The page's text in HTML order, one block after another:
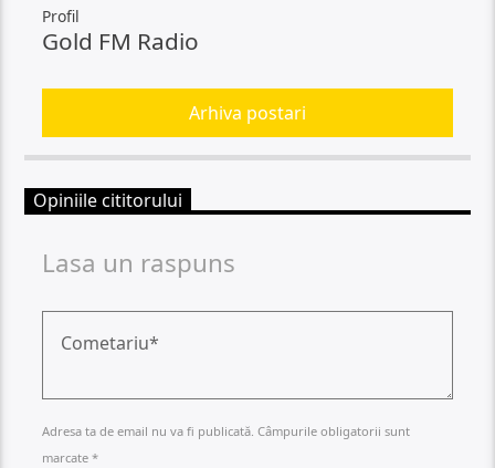
Profil
Gold FM Radio
Arhiva postari
Opiniile cititorului
Lasa un raspuns
Adresa ta de email nu va fi publicată. Câmpurile obligatorii sunt
marcate *